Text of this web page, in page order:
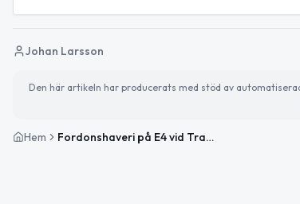
Johan Larsson
Den här artikeln har producerats med stöd av
Hem Fordonshaveri på E4 vid Trafikplats Haga Södra i riktning mot Södertälje